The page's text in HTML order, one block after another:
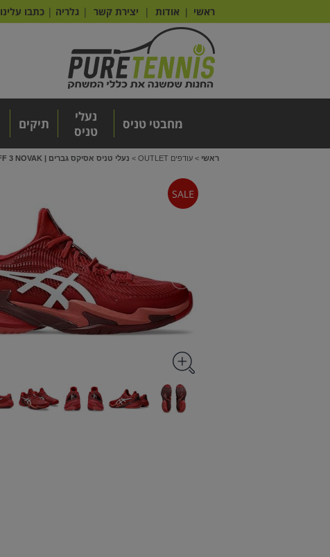
ראשי | אודות | יצירת קשר | גלריה | כתבו עלינו
מחבטי טניס
נעלי
טניס
תיקים
ראשי > עודפים OUTLET > נעלי טניס אסיקס גברים | ASICS COURT FF 3 NOVAK